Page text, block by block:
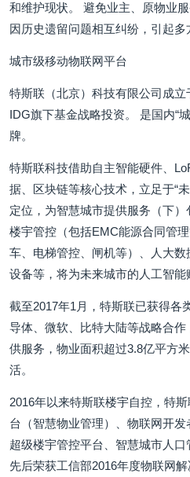
和维护现状。 避免业主、原物业
因历史遗留问题相互纠纷，引起多
城市级移动物联网平台
特斯联（北京）科技有限公司成
IDG旗下基金战略投资。 是国内“
牌。
特斯联科技借助自主智能硬件、
据、区块链等核心技术，立足于“
定位，为智慧城市提供服务（下
楼宇管控（包括EMC能源合同管
车、电梯管控、闸机等）、人大数
设备等，将为未来城市的人工智能
截至2017年1月，特斯联已获得各
导体、微软、比特大陆等战略合
供服务，物业面积超过3.8亿平方
活。
2016年以来特斯联楼宇自控，特
台（智慧物业管理）、物联网开发
超级楼宇管控平台、智慧城市人口
先后荣获工信部2016年度物联网